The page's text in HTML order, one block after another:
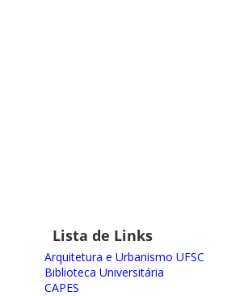
Lista de Links
Arquitetura e Urbanismo UFSC
Biblioteca Universitária
CAPES